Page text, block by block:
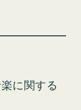
に関する